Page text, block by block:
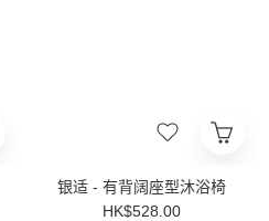
银适 - 有背阔座型沐浴椅
HK$528.00